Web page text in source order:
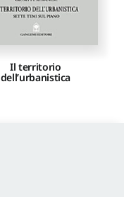
Il territorio
dell’urbanistica